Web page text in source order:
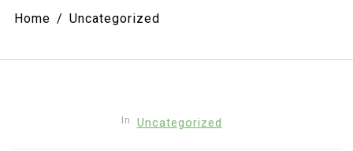
Home Uncategorized
In Uncategorized